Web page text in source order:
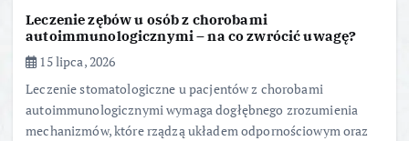
Leczenie zębów u osób z chorobami
autoimmunologicznymi – na co zwrócić uwagę?
15 lipca, 2026
Leczenie stomatologiczne u pacjentów z chorobami
autoimmunologicznymi wymaga dogłębnego zrozumienia
mechanizmów, które rządzą układem odpornościowym oraz